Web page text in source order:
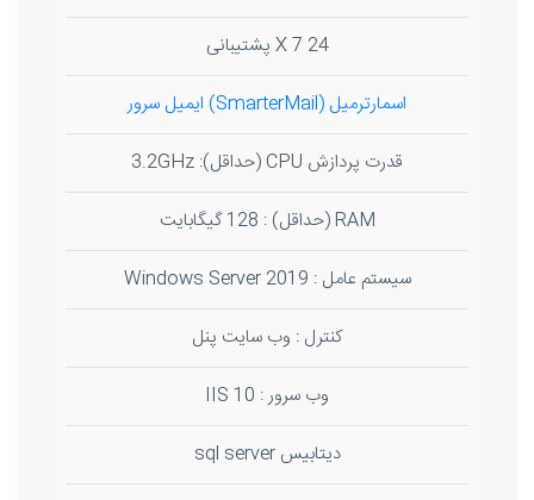
24 X 7 پشتیبانی
اسمارترمیل (SmarterMail) ایمیل سرور
قدرت پردازش CPU (حداقل): 3.2GHz
RAM (حداقل) : 128 گیگابایت
سیستم عامل : Windows Server 2019
کنترل : وب سایت پنل
وب سرور : IIS 10
دیتابیس sql server